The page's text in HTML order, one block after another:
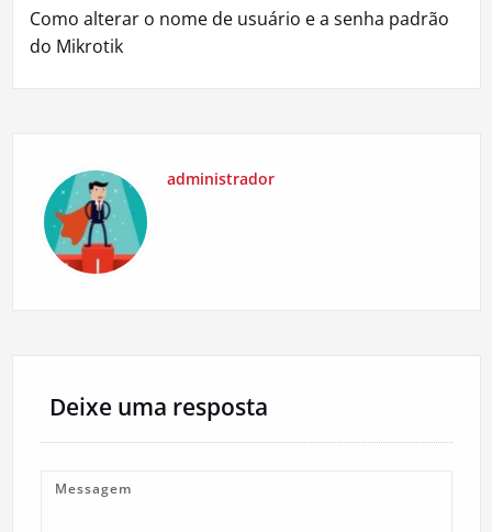
Como alterar o nome de usuário e a senha padrão
do Mikrotik
administrador
Deixe uma resposta